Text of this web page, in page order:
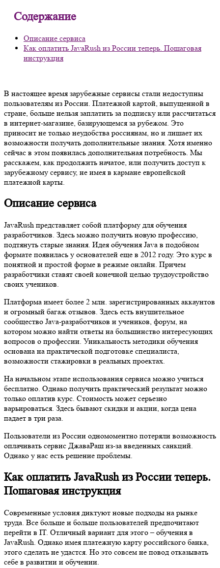
Содержание
Описание сервиса
Как оплатить JavaRush из России теперь. Пошаговая
инструкция
В настоящее время зарубежные сервисы стали недоступны
пользователям из России. Платежной картой, выпущенной в
стране, больше нельзя заплатить за подписку или рассчитаться
в интернет-магазине, базирующемся за рубежом. Это
приносит не только неудобства россиянам, но и лишает их
возможности получать дополнительные знания. Хотя именно
сейчас в этом появилась дополнительная потребность. Мы
расскажем, как продолжить начатое, или получить доступ к
зарубежному сервису, не имея в кармане европейской
платежной карты.
Описание сервиса
JavaRush представляет собой платформу для обучения
разработчиков. Здесь можно получить новую профессию,
подтянуть старые знания. Идея обучения Java в подобном
формате появилась у основателей еще в 2012 году. Это курс в
понятной и простой форме в режиме онлайн. Причем
разработчики ставят своей конечной целью трудоустройство
своих учеников.
Платформа имеет более 2 млн. зарегистрированных аккаунтов
и огромный багаж отзывов. Здесь есть внушительное
сообщество Java-разработчиков и учеников, форум, на
котором можно найти ответы на большинство интересующих
вопросов о профессии. Уникальность методики обучения
основана на практической подготовке специалиста,
возможности стажировки в реальных проектах.
На начальном этапе использования сервиса можно учиться
бесплатно. Однако получить практический результат можно
только оплатив курс. Стоимость может серьезно
варьироваться. Здесь бывают скидки и акции, когда цена
падает в три раза.
Пользователи из России одномоментно потеряли возможность
оплачивать сервис ДжаваРаш из-за введенных санкций.
Однако у нас есть решение проблемы.
Как оплатить JavaRush из России теперь.
Пошаговая инструкция
Современные условия диктуют новые подходы на рынке
труда. Все больше и больше пользователей предпочитают
перейти в IT. Отличный вариант для этого – обучения в
JavaRush. Однако имея платежную карту российского банка,
этого сделать не удастся. Но это совсем не повод отказывать
себе в развитии и обучении.